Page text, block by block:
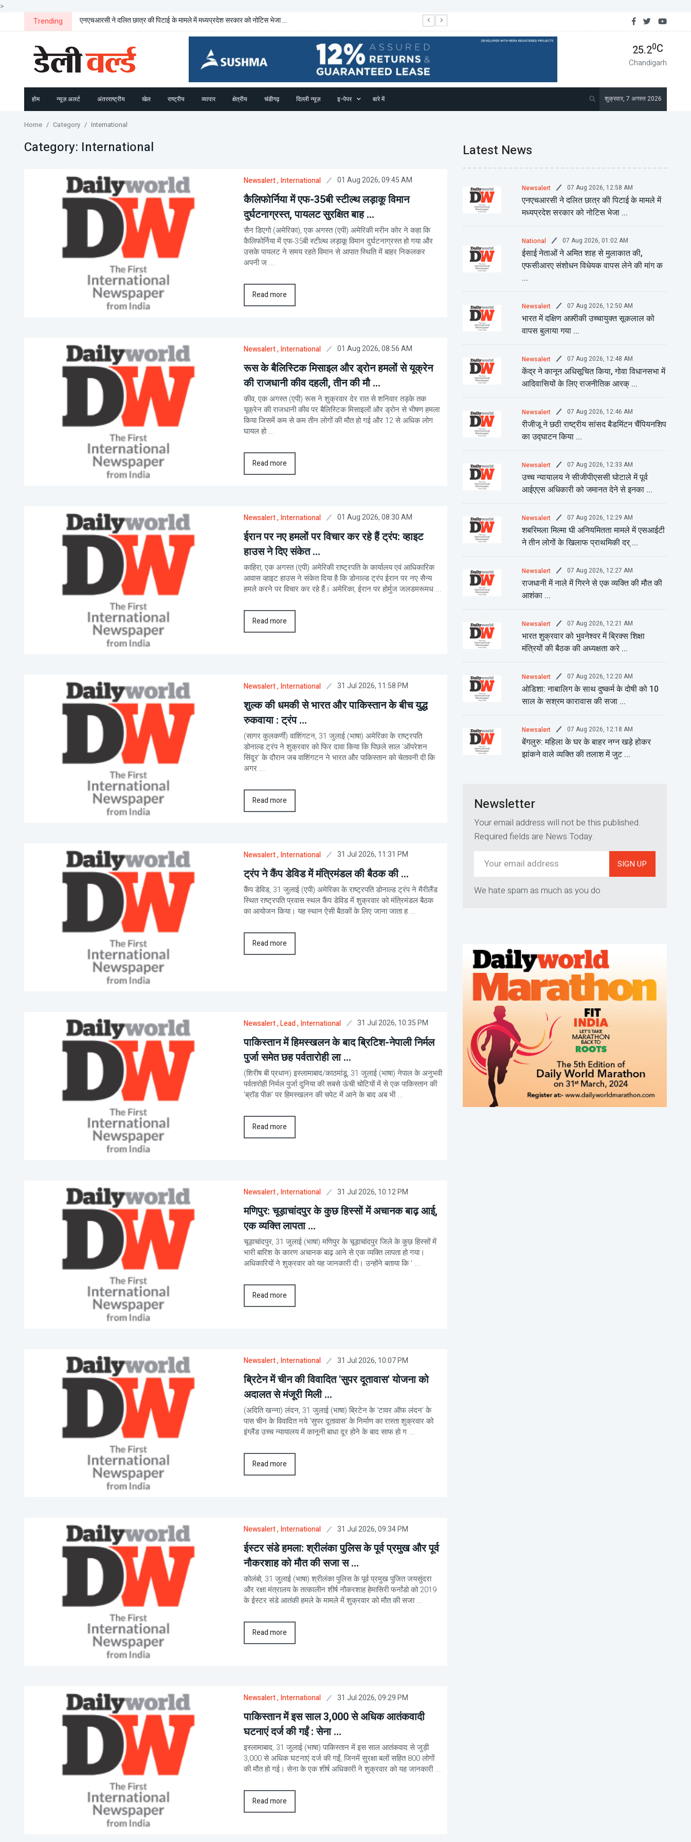
>
Trending एनएचआरसी ने दलित छात्र की पिटाई के मामले में मध्यप्रदेश सरकार को नोटिस भेजा ...
25.20C
Chandigarh
होम न्यूज़ अलर्ट अंतरराष्ट्रीय खेल राष्ट्रीय व्यापार क्षेत्रीय चंडीगढ़ दिल्ली न्यूज़ इ-पेपर बारे में शुक्रवार, 7 अगस्त 2026
Home Category International
Category: International
Newsalert, International 01 Aug 2026, 09:45 AM
कैलिफोर्निया में एफ-35बी स्टील्थ लड़ाकू विमान
दुर्घटनाग्रस्त, पायलट सुरक्षित बाह ...
सैन डिएगो (अमेरिका), एक अगस्त (एपी) अमेरिकी मरीन कोर ने कहा कि
कैलिफोर्निया में एफ-35बी स्टील्थ लड़ाकू विमान दुर्घटनाग्रस्त हो गया और
उसके पायलट ने समय रहते विमान से आपात स्थिति में बाहर निकलकर
अपनी ज ...
Read more
Newsalert, International 01 Aug 2026, 08:56 AM
रूस के बैलिस्टिक मिसाइल और ड्रोन हमलों से यूक्रेन
की राजधानी कीव दहली, तीन की मौ ...
कीव, एक अगस्त (एपी) रूस ने शुक्रवार देर रात से शनिवार तड़के तक
यूक्रेन की राजधानी कीव पर बैलिस्टिक मिसाइलों और ड्रोन से भीषण हमला
किया जिसमें कम से कम तीन लोगों की मौत हो गई और 12 से अधिक लोग
घायल हो ...
Read more
Newsalert, International 01 Aug 2026, 08:30 AM
ईरान पर नए हमलों पर विचार कर रहे हैं ट्रंप: व्हाइट
हाउस ने दिए संकेत ...
काहिरा, एक अगस्त (एपी) अमेरिकी राष्ट्रपति के कार्यालय एवं आधिकारिक
आवास व्हाइट हाउस ने संकेत दिया है कि डोनाल्ड ट्रंप ईरान पर नए सैन्य
हमले करने पर विचार कर रहे हैं। अमेरिका, ईरान पर होर्मुज जलडमरूमध ...
Read more
Newsalert, International 31 Jul 2026, 11:58 PM
शुल्क की धमकी से भारत और पाकिस्तान के बीच युद्ध
रुकवाया : ट्रंप ...
(सागर कुलकर्णी) वाशिंगटन, 31 जुलाई (भाषा) अमेरिका के राष्ट्रपति
डोनाल्ड ट्रंप ने शुक्रवार को फिर दावा किया कि पिछले साल 'ऑपरेशन
सिंदूर' के दौरान जब वाशिंगटन ने भारत और पाकिस्तान को चेतावनी दी कि
अगर ...
Read more
Newsalert, International 31 Jul 2026, 11:31 PM
ट्रंप ने कैंप डेविड में मंत्रिमंडल की बैठक की ...
कैंप डेविड, 31 जुलाई (एपी) अमेरिका के राष्ट्रपति डोनाल्ड ट्रंप ने मैरीलैंड
स्थित राष्ट्रपति प्रवास स्थल कैंप डेविड में शुक्रवार को मंत्रिमंडल बैठक
का आयोजन किया। यह स्थान ऐसी बैठकों के लिए जाना जाता ह ...
Read more
Newsalert, Lead, International 31 Jul 2026, 10:35 PM
पाकिस्तान में हिमस्खलन के बाद ब्रिटिश-नेपाली निर्मल
पुर्जा समेत छह पर्वतारोही ला ...
(शिरीष बी प्रधान) इस्लामाबाद/काठमांडू, 31 जुलाई (भाषा) नेपाल के अनुभवी
पर्वतारोही निर्मल पुर्जा दुनिया की सबसे ऊंची चोटियों में से एक पाकिस्तान की
'ब्रॉड पीक' पर हिमस्खलन की चपेट में आने के बाद अब भी ...
Read more
Newsalert, International 31 Jul 2026, 10:12 PM
मणिपुर: चूड़ाचांदपुर के कुछ हिस्सों में अचानक बाढ़ आई,
एक व्यक्ति लापता ...
चूड़ाचांदपुर, 31 जुलाई (भाषा) मणिपुर के चूड़ाचांदपुर जिले के कुछ हिस्सों में
भारी बारिश के कारण अचानक बाढ़ आने से एक व्यक्ति लापता हो गया।
अधिकारियों ने शुक्रवार को यह जानकारी दी। उन्होंने बताया कि ' ...
Read more
Newsalert, International 31 Jul 2026, 10:07 PM
ब्रिटेन में चीन की विवादित 'सुपर दूतावास' योजना को
अदालत से मंजूरी मिली ...
(अदिति खन्ना) लंदन, 31 जुलाई (भाषा) ब्रिटेन के 'टावर ऑफ लंदन' के
पास चीन के विवादित नये 'सुपर दूतावास' के निर्माण का रास्ता शुक्रवार को
इंग्लैंड उच्च न्यायालय में कानूनी बाधा दूर होने के बाद साफ हो ग ...
Read more
Newsalert, International 31 Jul 2026, 09:34 PM
ईस्टर संडे हमला: श्रीलंका पुलिस के पूर्व प्रमुख और पूर्व
नौकरशाह को मौत की सजा स ...
कोलंबो, 31 जुलाई (भाषा) श्रीलंका पुलिस के पूर्व प्रमुख पुजित जयसुंदरा
और रक्षा मंत्रालय के तत्कालीन शीर्ष नौकरशाह हेमासिरी फर्नांडो को 2019
के ईस्टर संडे आतंकी हमले के मामले में शुक्रवार को मौत की सजा ...
Read more
Newsalert, International 31 Jul 2026, 09:29 PM
पाकिस्तान में इस साल 3,000 से अधिक आतंकवादी
घटनाएं दर्ज की गईं : सेना ...
इस्लामाबाद, 31 जुलाई (भाषा) पाकिस्तान में इस साल आतंकवाद से जुड़ी
3,000 से अधिक घटनाएं दर्ज की गईं, जिनमें सुरक्षा बलों सहित 800 लोगों
की मौत हो गई। सेना के एक शीर्ष अधिकारी ने शुक्रवार को यह जानकारी ...
Read more
Latest News
Newsalert 07 Aug 2026, 12:58 AM
एनएचआरसी ने दलित छात्र की पिटाई के मामले में
मध्यप्रदेश सरकार को नोटिस भेजा ...
National 07 Aug 2026, 01:02 AM
ईसाई नेताओं ने अमित शाह से मुलाकात की,
एफसीआरए संशोधन विधेयक वापस लेने की मांग क
...
Newsalert 07 Aug 2026, 12:50 AM
भारत में दक्षिण अफ़्रीकी उच्चायुक्त सूकलाल को
वापस बुलाया गया ...
Newsalert 07 Aug 2026, 12:48 AM
केंद्र ने कानून अधिसूचित किया, गोवा विधानसभा में
आदिवासियों के लिए राजनीतिक आरक् ...
Newsalert 07 Aug 2026, 12:46 AM
रीजीजू ने छठी राष्ट्रीय सांसद बैडमिंटन चैंपियनशिप
का उद्घाटन किया ...
Newsalert 07 Aug 2026, 12:33 AM
उच्च न्यायालय ने सीजीपीएससी घोटाले में पूर्व
आईएएस अधिकारी को जमानत देने से इनका ...
Newsalert 07 Aug 2026, 12:29 AM
शबरिमला मिल्मा घी अनियमितता मामले में एसआईटी
ने तीन लोगों के खिलाफ प्राथमिकी दर् ...
Newsalert 07 Aug 2026, 12:27 AM
राजधानी में नाले में गिरने से एक व्यक्ति की मौत की
आशंका ...
Newsalert 07 Aug 2026, 12:21 AM
भारत शुक्रवार को भुवनेश्वर में ब्रिक्स शिक्षा
मंत्रियों की बैठक की अध्यक्षता करे ...
Newsalert 07 Aug 2026, 12:20 AM
ओडिशा: नाबालिग के साथ दुष्कर्म के दोषी को 10
साल के सश्रम कारावास की सजा ...
Newsalert 07 Aug 2026, 12:18 AM
बेंगलुरु: महिला के घर के बाहर नग्न खड़े होकर
झांकने वाले व्यक्ति की तलाश में जुट ...
Newsletter
Your email address will not be this published.
Required fields are News Today.
SIGN UP
We hate spam as much as you do